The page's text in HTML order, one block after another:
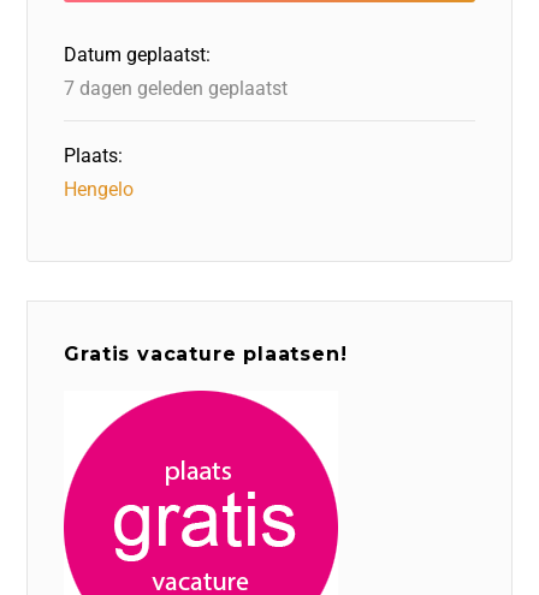
Datum geplaatst:
7 dagen geleden geplaatst
Plaats:
Hengelo
Gratis vacature plaatsen!